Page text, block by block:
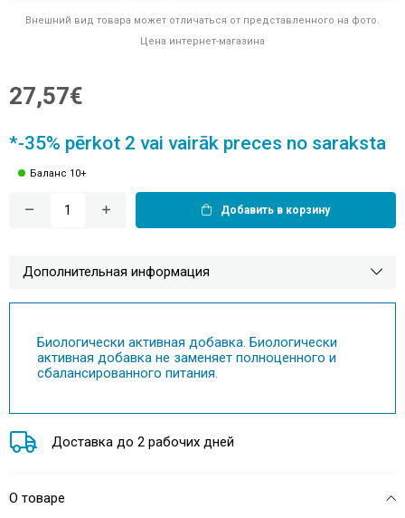
Внешний вид товара может отличаться от представленного на фото.
Цена интернет-магазина
27,57€
*-35% pērkot 2 vai vairāk preces no saraksta
Баланс 10+
Добавить в корзину
Дополнительная информация
Биологически активная добавка. Биологически
активная добавка не заменяет полноценного и
сбалансированного питания.
Доставка до 2 рабочих дней
О товаре